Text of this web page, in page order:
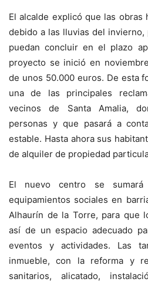
El alcalde explicó que las
debido a las lluvias del
puedan concluir en el plazo
proyecto se inició en
de unos 50.000 euros. De esta
una de las principales
vecinos de Santa Amalia,
personas y que pasará a
estable. Hasta ahora sus
de alquiler de propiedad
El nuevo centro se
equipamientos sociales en
Alhaurín de la Torre, para que
así de un espacio adecuado
eventos y actividades. Las
inmueble, con la reforma y
sanitarios, alicatado,